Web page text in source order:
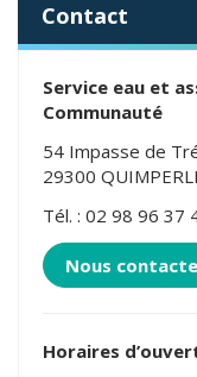
Contact
Service eau et
Communauté
54 Impasse de
29300
Tél. : 02 98 96 37
Nous
Horaires